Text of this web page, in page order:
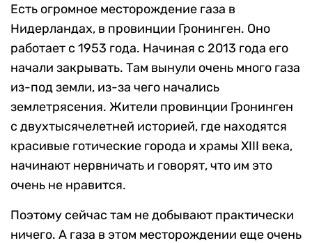
Есть огромное месторождение газа в
Нидерландах, в провинции Гронинген. Оно
работает с 1953 года. Начиная с 2013 года его
начали закрывать. Там вынули очень много газа
из-под земли, из-за чего начались
землетрясения. Жители провинции Гронинген
с двухтысячелетней историей, где находятся
красивые готические города и храмы XIII века,
начинают нервничать и говорят, что им это
очень не нравится.
Поэтому сейчас там не добывают практически
ничего. А газа в этом месторождении еще очень